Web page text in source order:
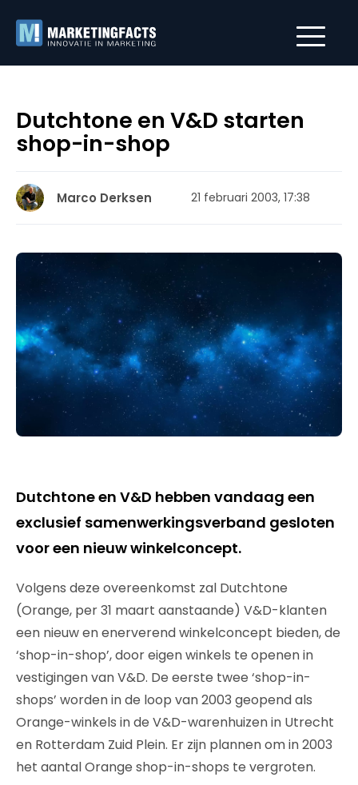
Dutchtone en V&D starten
shop-in-shop
Marco Derksen 21 februari 2003, 17:38
Dutchtone en V&D hebben vandaag een
exclusief samenwerkingsverband gesloten
voor een nieuw winkelconcept.
Volgens deze overeenkomst zal Dutchtone
(Orange, per 31 maart aanstaande) V&D-klanten
een nieuw en enerverend winkelconcept bieden, de
‘shop-in-shop’, door eigen winkels te openen in
vestigingen van V&D. De eerste twee ‘shop-in-
shops’ worden in de loop van 2003 geopend als
Orange-winkels in de V&D-warenhuizen in Utrecht
en Rotterdam Zuid Plein. Er zijn plannen om in 2003
het aantal Orange shop-in-shops te vergroten.